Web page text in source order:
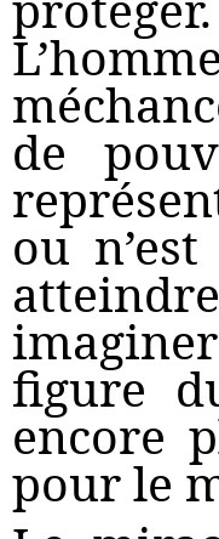
de
ou
figure
encore
pour le